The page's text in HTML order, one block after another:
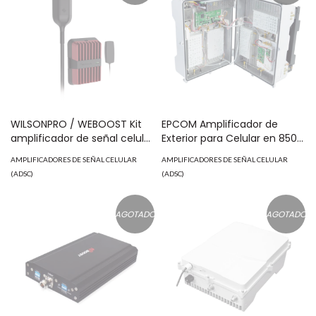
WILSONPRO / WEBOOST Kit
amplificador de señal celular
4G LTE, 3G y VOZ. Drive
Reach OTR. Especial para
Tractocamión y Vehículos
Pesados. Soporta múltiples
dispositivos. Opera con los
principales operadores. MOD:
AMPLIFICADORES DE SEÑAL CELULAR
(ADSC)
EPCOM Amplificador de
Exterior para Celular en 850
MHz. MOD: CR-SOG08-V2
AMPLIFICADORES DE SEÑAL CELULAR
(ADSC)
AGOTADO AGOTADO